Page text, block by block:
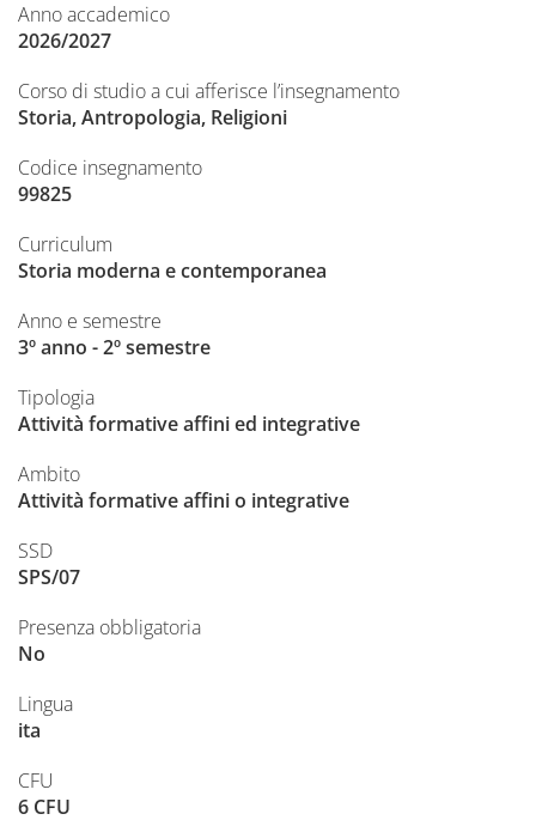
Anno accademico
2026/2027
Corso di studio a cui afferisce l’insegnamento
Storia, Antropologia, Religioni
Codice insegnamento
99825
Curriculum
Storia moderna e contemporanea
Anno e semestre
3º anno - 2º semestre
Tipologia
Attività formative affini ed integrative
Ambito
Attività formative affini o integrative
SSD
SPS/07
Presenza obbligatoria
No
Lingua
ita
CFU
6 CFU